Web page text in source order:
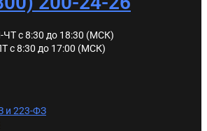
ЧТ с 8:30 до 18:30 (МСК)
с 8:30 до 17:00 (МСК)
и 223-ФЗ